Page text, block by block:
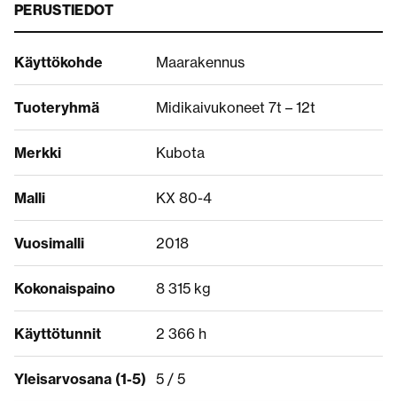
PERUSTIEDOT
Käyttökohde Maarakennus
Tuoteryhmä Midikaivukoneet 7t – 12t
Merkki Kubota
Malli KX 80-4
Vuosimalli 2018
Kokonaispaino 8 315 kg
Käyttötunnit 2 366 h
Yleisarvosana (1-5) 5 / 5